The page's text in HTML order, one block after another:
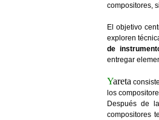
compositores,
El objetivo
exploren
de
entregar
Yareta
los
Después de
compositores